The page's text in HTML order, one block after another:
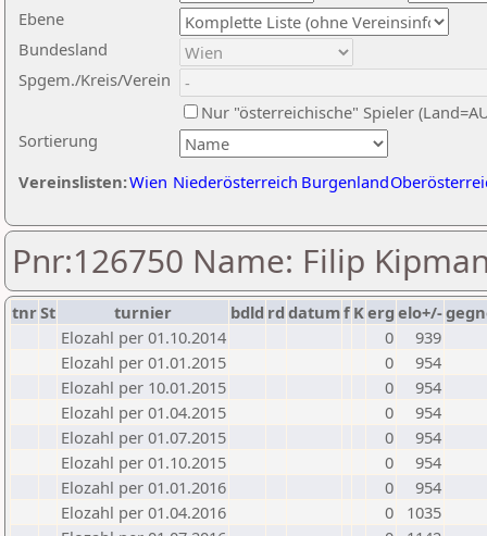
Ebene
Sortierung
Bundesland
Spgem./Kreis/Verein
Nur "österreichische" Spieler
Vereinslisten:Wien Niederösterreich Burgenland
Pnr:126750 Name: Filip
tnrSt turnier bdld rd datumf Kerg elo+/-
Elozahl per 01.10.2014
0
939
Elozahl per 01.01.2015
0
954
Elozahl per 10.01.2015
0
954
Elozahl per 01.04.2015
0
954
Elozahl per 01.07.2015
0
954
Elozahl per 01.10.2015
0
954
Elozahl per 01.01.2016
0
954
Elozahl per 01.04.2016
0
1035